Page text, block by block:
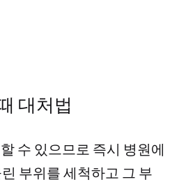
대처법
수 있으므로 즉시 병원에
부위를 세척하고 그 부